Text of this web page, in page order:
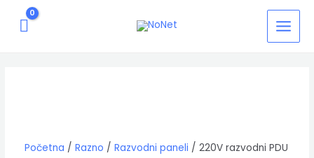
MAIN
MENU
Početna / Razno / Razvodni paneli / 220V razvodni PDU
8